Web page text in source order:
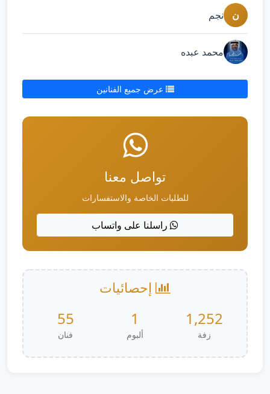
ن نجم
محمد عبده
عرض جميع الفنانين
تواصل معنا
للطلبات الخاصة والاستفسارات
راسلنا على واتساب
إحصائيات
1,252
زفة
1
ألبوم
55
فنان